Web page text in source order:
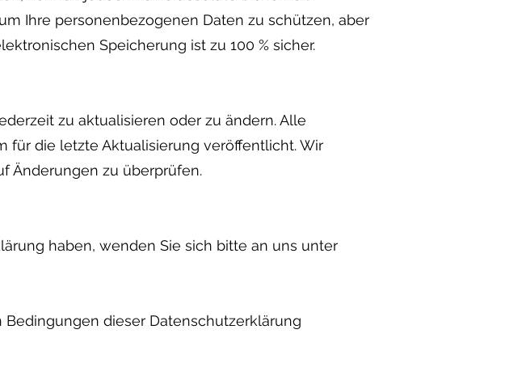
Ihre personenbezogenen Daten zu schützen, aber
Speicherung ist zu 100 % sicher.
zu aktualisieren oder zu ändern. Alle
für die letzte Aktualisierung veröffentlicht. Wir
Änderungen zu überprüfen.
haben, wenden Sie sich bitte an uns unter
dieser Datenschutzerklärung